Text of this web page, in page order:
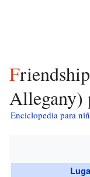
Friendship (condado de
Allegany)
Enciclopedia para